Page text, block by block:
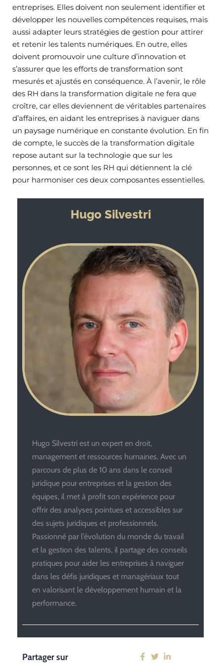
entreprises. Elles doivent non seulement identifier et
développer les nouvelles compétences requises, mais
aussi adapter leurs stratégies de gestion pour attirer
et retenir les talents numériques. En outre, elles
doivent promouvoir une culture d’innovation et
s’assurer que les efforts de transformation sont
mesurés et ajustés en conséquence. À l’avenir, le rôle
des RH dans la transformation digitale ne fera que
croître, car elles deviennent de véritables partenaires
d’affaires, en aidant les entreprises à naviguer dans
un paysage numérique en constante évolution. En fin
de compte, le succès de la transformation digitale
repose autant sur la technologie que sur les
personnes, et ce sont les RH qui détiennent la clé
pour harmoniser ces deux composantes essentielles.
Hugo Silvestri
Hugo Silvestri est un expert en droit,
management et ressources humaines. Avec un
parcours de plus de 10 ans dans le conseil
juridique pour entreprises et la gestion des
équipes, il met à profit son expérience pour
offrir des analyses pointues et accessibles sur
des sujets juridiques et professionnels.
Passionné par l’évolution du monde du travail
et la gestion des talents, il partage des conseils
pratiques pour aider les entreprises à naviguer
dans les défis juridiques et managériaux tout
en valorisant le développement humain et la
performance.
Partager sur